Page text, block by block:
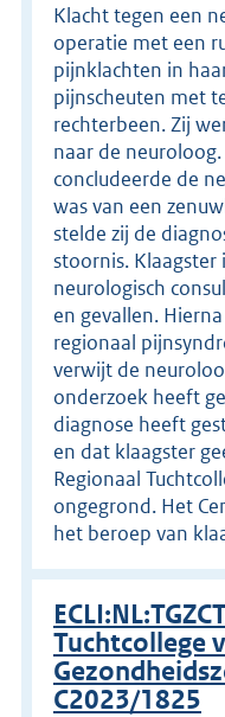
Klacht tegen een
operatie met een
pijnklachten in
pijnscheuten met
rechterbeen. Zij
naar de
concludeerde de
was van een
stelde zij de
stoornis.
neurologisch
en gevallen.
regionaal
verwijt de
onderzoek heeft
diagnose heeft
en dat klaagster
Regionaal
ongegrond. Het
het beroep van
Tuchtcollege
C2023/1825